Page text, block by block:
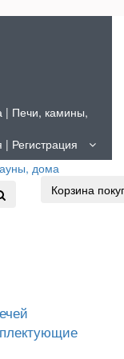
Печи, камины,
| Регистрация
Корзина